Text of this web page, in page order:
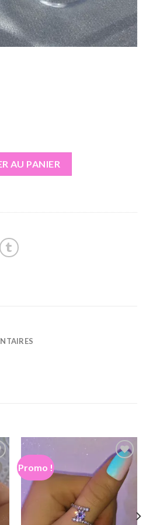
:
AU PANIER
Promo !
Ajouter
à la
wishlist